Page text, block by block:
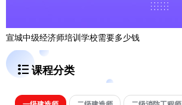
宣城中级经济师培训学校需要多少钱
课程分类